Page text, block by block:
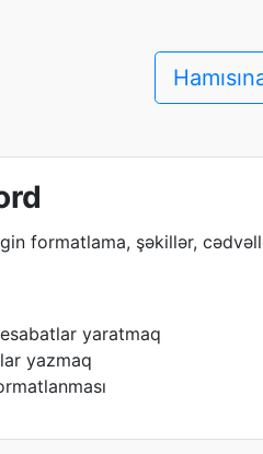
formatlama, şəkillər,
yaratmaq
yazmaq